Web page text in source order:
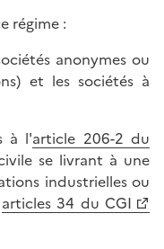
régime :
anonymes ou
et les sociétés à
à l'article 206-2 du
se livrant à une
industrielles ou
articles 34 du CGI